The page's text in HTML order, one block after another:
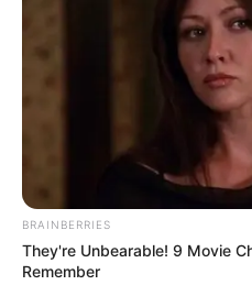
BRAINBERRIES
They're Unbearable! 9 Movie
Remember